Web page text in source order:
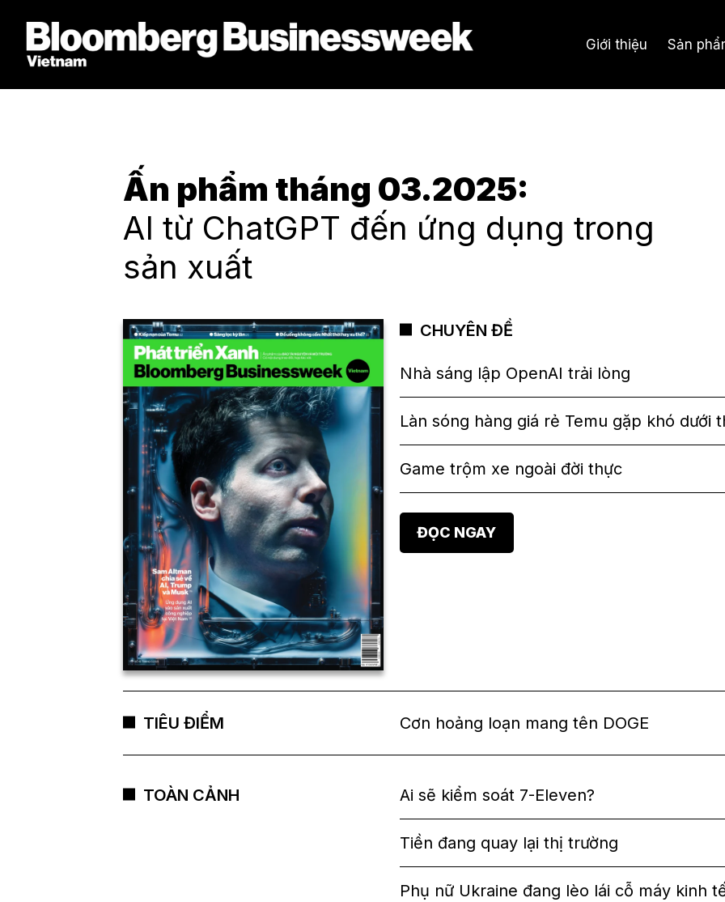
Giới thiệu Sản
Ấn phẩm tháng 03.2025:
AI từ ChatGPT đến ứng dụng trong
sản xuất
CHUYÊN ĐỀ
Nhà sáng lập OpenAI trải lòng
Làn sóng hàng giá rẻ Temu gặp khó dưới
Game trộm xe ngoài đời thực
ĐỌC NGAY
TIÊU ĐIỂM Cơn hoảng loạn mang tên DOGE
TOÀN CẢNH Ai sẽ kiểm soát 7-Eleven?
Tiền đang quay lại thị trường
Phụ nữ Ukraine đang lèo lái cỗ máy kinh